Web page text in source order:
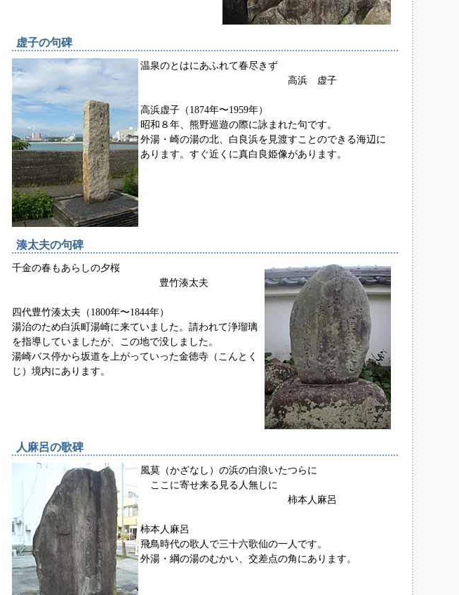
虚子の句碑
温泉のとはにあふれて春尽きず
高浜 虚子
高浜虚子（1874年〜1959年）
昭和８年、熊野巡遊の際に詠まれた句です。
外湯・崎の湯の北、白良浜を見渡すことのできる海辺に
あります。すぐ近くに真白良姫像があります。
湊太夫の句碑
千金の春もあらしの夕桜
豊竹湊太夫
四代豊竹湊太夫（1800年〜1844年）
湯治のため白浜町湯崎に来ていました。請われて浄瑠璃
を指導していましたが、この地で没しました。
湯崎バス停から坂道を上がっていった金徳寺（こんとく
じ）境内にあります。
人麻呂の歌碑
風莫（かざなし）の浜の白浪いたつらに
ここに寄せ来る見る人無しに
柿本人麻呂
柿本人麻呂
飛鳥時代の歌人で三十六歌仙の一人です。
外湯・綱の湯のむかい、交差点の角にあります。